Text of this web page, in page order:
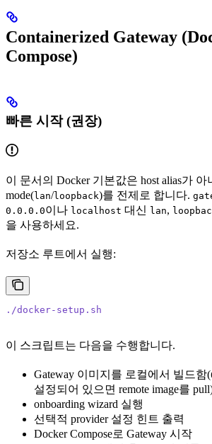
Containerized Gateway
Compose)
빠른 시작 (권장)
이 문서의 Docker 기본값은 host alias가 아
mode(lan/loopback)를 전제로 합니다.
0.0.0.0이나 localhost 대신 lan,
을 사용하세요.
저장소 루트에서 실행:
./docker-setup.sh
이 스크립트는 다음을 수행합니다.
Gateway 이미지를 로컬에서 빌드함(
설정되어 있으면 remote image를
onboarding wizard 실행
선택적 provider 설정 힌트 출력
Docker Compose로 Gateway 시작